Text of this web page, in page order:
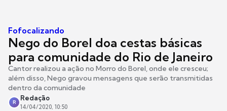
Fofocalizando
Nego do Borel doa cestas básicas
para comunidade do Rio de Janeiro
Cantor realizou a ação no Morro do Borel, onde ele cresceu;
além disso, Nego gravou mensagens que serão transmitidas
dentro da comunidade
R
Redação
14/04/2020, 10:50